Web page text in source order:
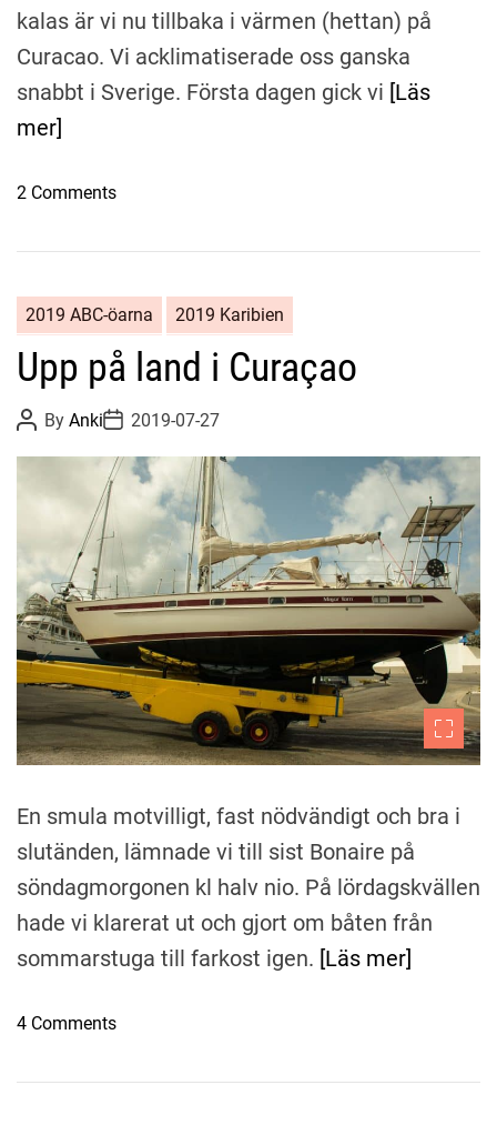
kalas är vi nu tillbaka i värmen (hettan) på
Curacao. Vi acklimatiserade oss ganska
snabbt i Sverige. Första dagen gick vi [Läs
mer]
2 Commentso
H
j
i
g
e
n
u
a
o
2019 ABC-öarna 2019 Karibien
Upp på land i Curaçao
P
o
r
By AnkiP
o
D
a
t
e
2019-07-27
En smula motvilligt, fast nödvändigt och bra i
slutänden, lämnade vi till sist Bonaire på
söndagmorgonen kl halv nio. På lördagskvällen
hade vi klarerat ut och gjort om båten från
sommarstuga till farkost igen. [Läs mer]
4 Commentso
U